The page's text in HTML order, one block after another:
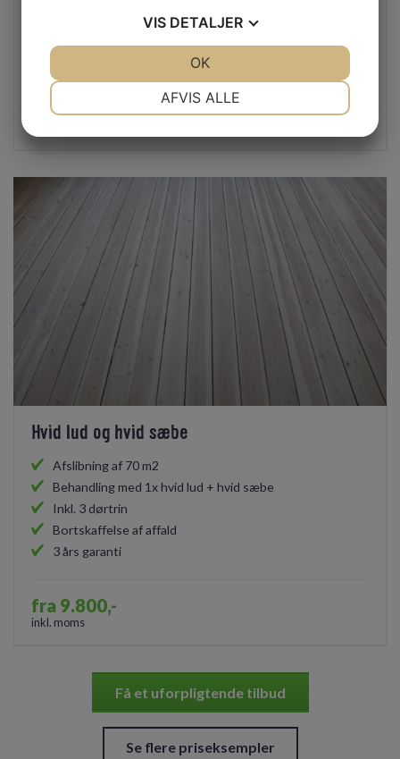
fra 6.300,-
Hvid lud og hvid sæbe
Afslibning af 70 m2
Behandling med 1x hvid lud + hvid sæbe
Inkl. 3 dørtrin
Bortskaffelse af affald
3 års garanti
fra 9.800,-
inkl. moms
Få et uforpligtende tilbud
Se flere priseksempler
VIS DETALJER
AFVIS ALLE
OK